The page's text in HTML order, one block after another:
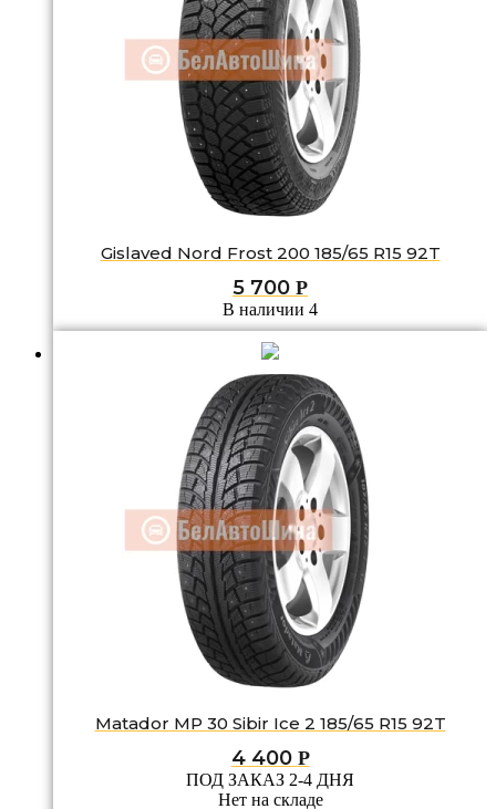
Gislaved Nord Frost 200 185/65 R15 92T
5 700 Р
В наличии 4
Matador MP 30 Sibir Ice 2 185/65 R15 92T
4 400 Р
ПОД ЗАКАЗ 2-4 ДНЯ
Нет на складе